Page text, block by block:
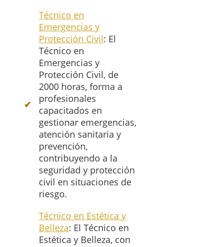
Técnico en
Emergencias y
Protección Civil: El
Técnico en
Emergencias y
Protección Civil, de
2000 horas, forma a
profesionales
capacitados en
gestionar emergencias,
atención sanitaria y
prevención,
contribuyendo a la
seguridad y protección
civil en situaciones de
riesgo.
Técnico en Estética y
Belleza: El Técnico en
Estética y Belleza, con